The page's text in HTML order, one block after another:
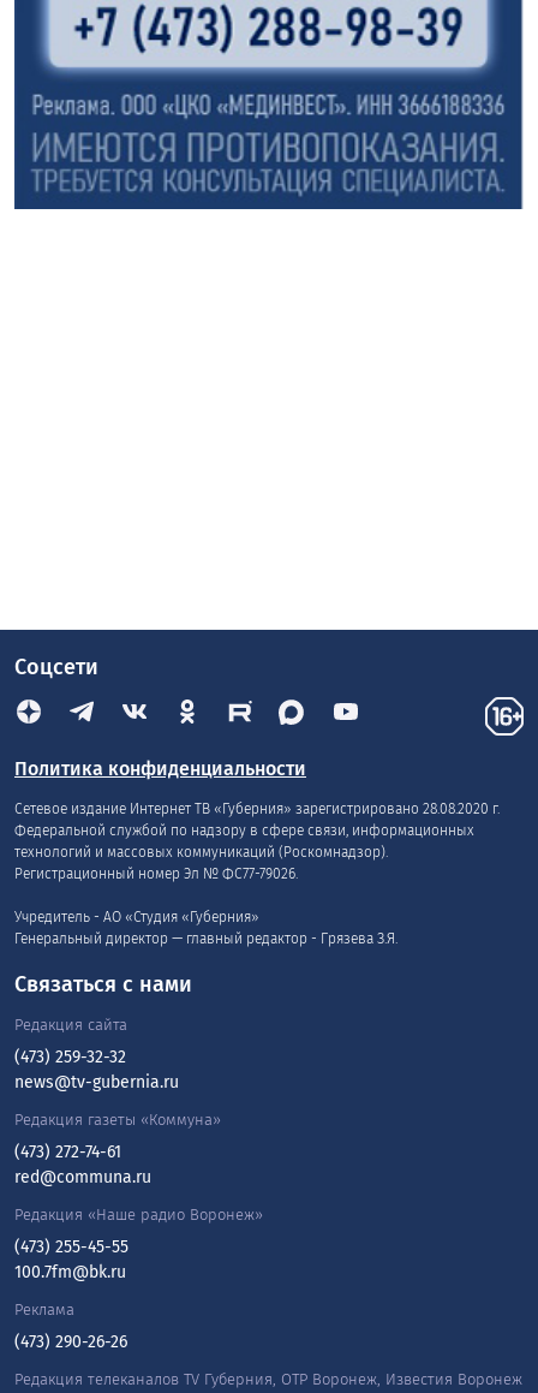
Соцсети
Политика конфиденциальности
Сетевое издание Интернет ТВ «Губерния» зарегистрировано 28.08.2020 г.
Федеральной службой по надзору в сфере связи, информационных
технологий и массовых коммуникаций (Роскомнадзор).
Регистрационный номер Эл № ФС77-79026.
Учредитель - АО «Студия «Губерния»
Генеральный директор — главный редактор - Грязева З.Я.
Связаться с нами
Редакция сайта
(473) 259-32-32
news@tv-gubernia.ru
Редакция газеты «Коммуна»
(473) 272-74-61
red@communa.ru
Редакция «Наше радио Воронеж»
(473) 255-45-55
100.7fm@bk.ru
Реклама
(473) 290-26-26
Редакция телеканалов TV Губерния, ОТР Воронеж, Известия Воронеж